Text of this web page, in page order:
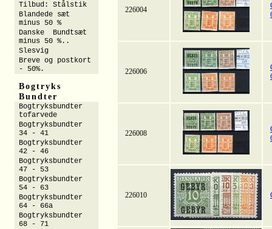
226004
226006
226008
226010
Tilbud: Stålstik
Blandede sæt
minus 50 %
Danske Bundtsæt
minus 50 %..
Slesvig
Breve og postkort
- 50%.
Bogtryks
Bundter
Bogtryksbundter
tofarvede
Bogtryksbundter
34 - 41
Bogtryksbundter
42 - 46
Bogtryksbundter
47 - 53
Bogtryksbundter
54 - 63
Bogtryksbundter
64 - 66a
Bogtryksbundter
68 - 71